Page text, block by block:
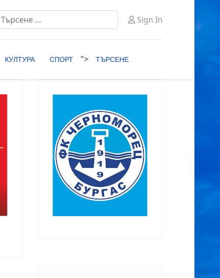
Sign In
КУЛТУРА СПОРТ "> ТЪРСЕНЕ